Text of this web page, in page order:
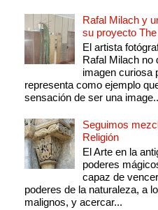
Rafal Milach y
su proyecto
El artista
Rafal Milach no
imagen curiosa
representa como ejemplo
sensación de ser una
Seguimos
Religión
El Arte en la
poderes
capaz de
poderes de la naturaleza, a
malignos, y acercar...